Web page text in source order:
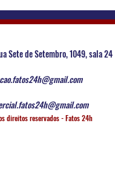
Sete de Setembro, 1049, sala 24
direitos reservados - Fatos 24h